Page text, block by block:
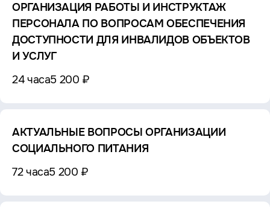
ОРГАНИЗАЦИЯ РАБОТЫ И ИНСТРУКТАЖ
ПЕРСОНАЛА ПО ВОПРОСАМ ОБЕСПЕЧЕНИЯ
ДОСТУПНОСТИ ДЛЯ ИНВАЛИДОВ ОБЪЕКТОВ
И УСЛУГ
24 часа5 200 ₽
АКТУАЛЬНЫЕ ВОПРОСЫ ОРГАНИЗАЦИИ
СОЦИАЛЬНОГО ПИТАНИЯ
72 часа5 200 ₽